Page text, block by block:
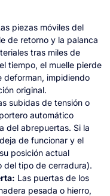
piezas móviles del
de retorno y la palanca
tras miles de
tiempo, el muelle pierde
deforman, impidiendo
original.
subidas de tensión o
automático
del abrepuertas. Si la
de funcionar y el
posición actual
del tipo de cerradura).
Las puertas de los
pesada o hierro,